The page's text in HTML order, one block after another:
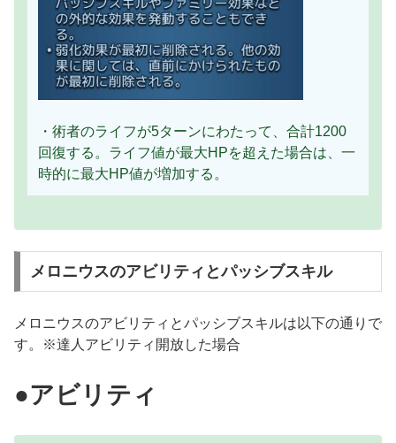
・術者のライフが5ターンにわたって、合計1200
回復する。ライフ値が最大HPを超えた場合は、一
時的に最大HP値が増加する。
メロニウスのアビリティとパッシブスキル
メロニウスのアビリティとパッシブスキルは以下の通りで
す。※達人アビリティ開放した場合
●アビリティ